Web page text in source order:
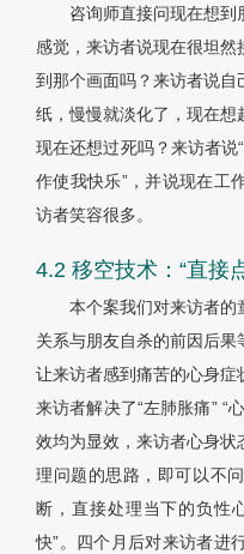
咨询师直接问现在想到
感觉，来访者说现在很坦然
到那个画面吗？来访者说
纸，慢慢就淡化了，现在
现在还想过死吗？来访者说
作使我快乐”，并说现在工
访者笑容很多。
4.2 移空技术：“直接
本个案我们对来访者的
关系与朋友自杀的前因后
让来访者感到痛苦的心身症
来访者解决了“左肺胀痛” “
效均为显效，来访者心身状
理问题的思路，即可以不
断，直接处理当下的负性
快”。四个月后对来访者进